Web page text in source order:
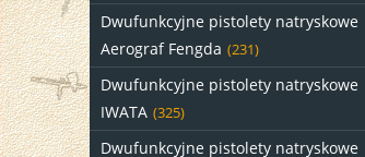
Dwufunkcyjne pistolety natryskowe
Aerograf Fengda (231)
Dwufunkcyjne pistolety natryskowe
IWATA (325)
Dwufunkcyjne pistolety natryskowe